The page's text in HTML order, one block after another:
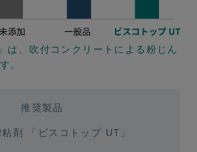
は、吹付コンクリートによる粉じん
。
推奨製品
剤 「ビスコトップ UT」